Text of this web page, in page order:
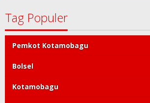
Tag Populer
Pemkot Kotamobagu
Bolsel
Kotamobagu